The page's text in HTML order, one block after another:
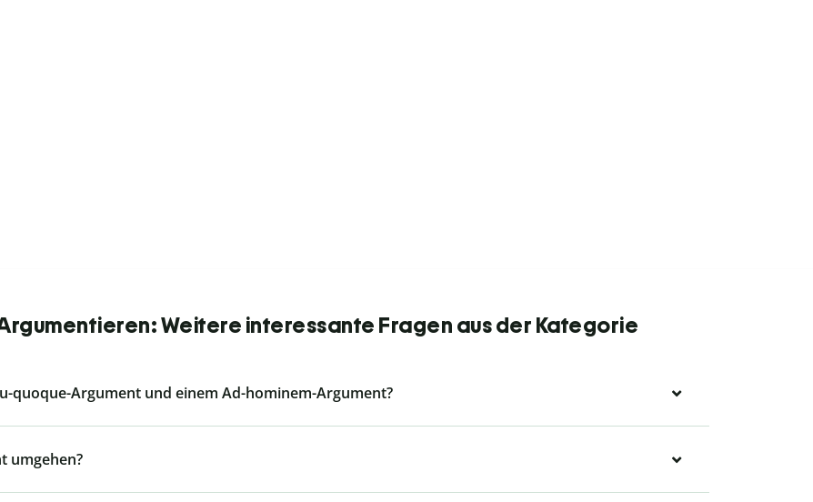
Weitere interessante Fragen aus der Kategorie
quoque-Argument und einem Ad-hominem-Argument?
umgehen?